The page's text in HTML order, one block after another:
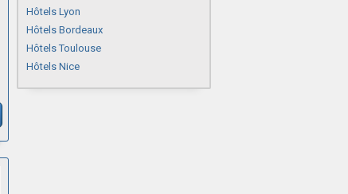
Hôtels Lyon
Hôtels Bordeaux
Hôtels Toulouse
Hôtels Nice